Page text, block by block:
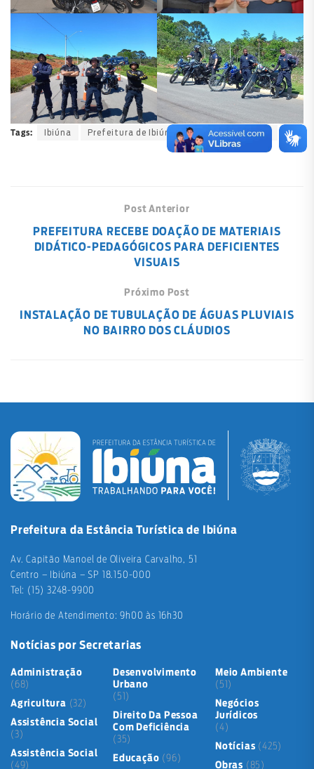
Tags: Ibiúna Prefeitura de Ibiúna Segurança Pública
Post Anterior
PREFEITURA RECEBE DOAÇÃO DE MATERIAIS
DIDÁTICO-PEDAGÓGICOS PARA DEFICIENTES
VISUAIS
Próximo Post
INSTALAÇÃO DE TUBULAÇÃO DE ÁGUAS PLUVIAIS
NO BAIRRO DOS CLÁUDIOS
Prefeitura da Estância Turística de Ibiúna
Av. Capitão Manoel de Oliveira Carvalho, 51
Centro – Ibiúna – SP 18.150-000
Tel: (15) 3248-9900
Horário de Atendimento: 9h00 às 16h30
Notícias por Secretarias
Administração
(68)
Agricultura (32)
Assistência Social
(3)
Assistência Social
(49)
Desenvolvimento
Urbano
(51)
Direito Da Pessoa
Com Deficiência
(35)
Educação (96)
Meio Ambiente
(51)
Negócios
Jurídicos
(4)
Notícias (425)
Obras (85)